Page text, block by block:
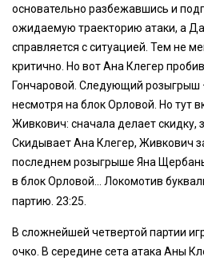
основательно разбежавшись и
ожидаемую траекторию атаки, а
справляется с ситуацией. Тем не
критично. Но вот Ана Клегер
Гончаровой. Следующий розыгрыш
несмотря на блок Орловой. Но тут
Живкович: сначала делает скидку,
Скидывает Ана Клегер, Живкович
последнем розыгрыше Яна Щербань
в блок Орловой… Локомотив
партию. 23:25.
В сложнейшей четвертой партии
очко. В середине сета атака Аны